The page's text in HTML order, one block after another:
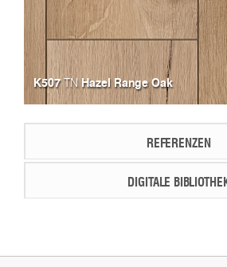
K507TNHazel Range Oak
REFERENZEN
DIGITALE